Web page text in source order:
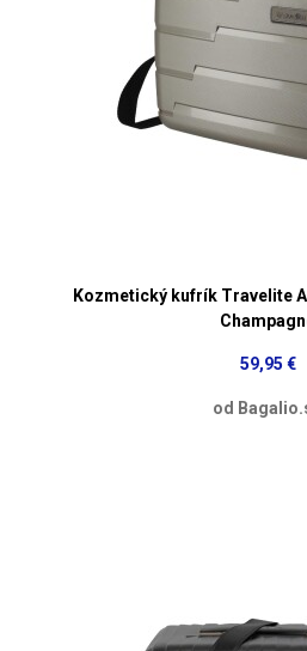
Kozmetický kufrík Travelite
59,95 €
od